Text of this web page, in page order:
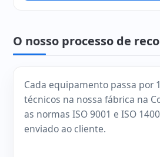
O nosso processo de
Cada equipamento passa por
técnicos na nossa fábrica na
as normas ISO 9001 e ISO
enviado ao cliente.